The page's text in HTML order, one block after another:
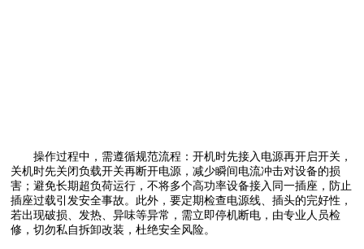
操作过程中，需遵循规范流程：开机时先接入电源再开启开关，
关机时先关闭负载开关再断开电源，减少瞬间电流冲击对设备的损
害；避免长期超负荷运行，不将多个高功率设备接入同一插座，防止
插座过载引发安全事故。此外，要定期检查电源线、插头的完好性，
若出现破损、发热、异味等异常，需立即停机断电，由专业人员检
修，切勿私自拆卸改装，杜绝安全风险。